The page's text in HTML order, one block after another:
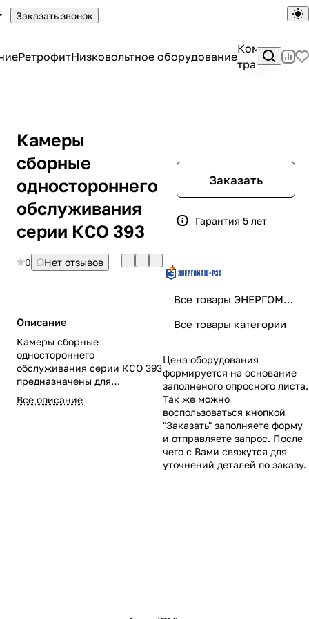
Заказать звонок
РетрофитНизковольтное оборудование
Камеры
сборные
одностороннего
обслуживания
серии КСО 393
0 Нет отзывов
Описание
Камеры сборные
одностороннего
обслуживания серии КСО 393
предназначены для
комплектования
распределительных
Все описание
Заказать
Гарантия 5 лет
Все товары категории
Цена оборудования
формируется на основание
заполненого опросного листа.
Так же можно
воспользоваться кнопкой
"Заказать" заполняете форму
и отправляете запрос. После
чего с Вами свяжутся для
уточнений деталей по заказу.